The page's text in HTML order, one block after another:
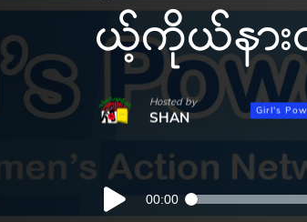
ယ့်ကိုယ်နား
Hosted by
SHAN Girl's
Audio
Player
00:00